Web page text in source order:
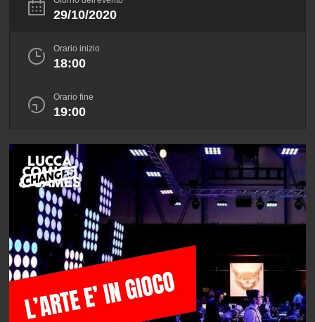
29/10/2020
Orario inizio
18:00
Orario fine
19:00